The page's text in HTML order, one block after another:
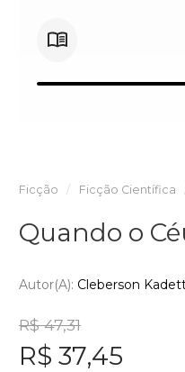
Ficção Ficção Científica
Quando o
Autor(a): Cleberson
R$ 47,31
R$ 37,45